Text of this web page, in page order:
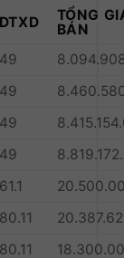
DTXD
TỔNG
BÁN
49
49
49
49
61.1
80.11
80.11